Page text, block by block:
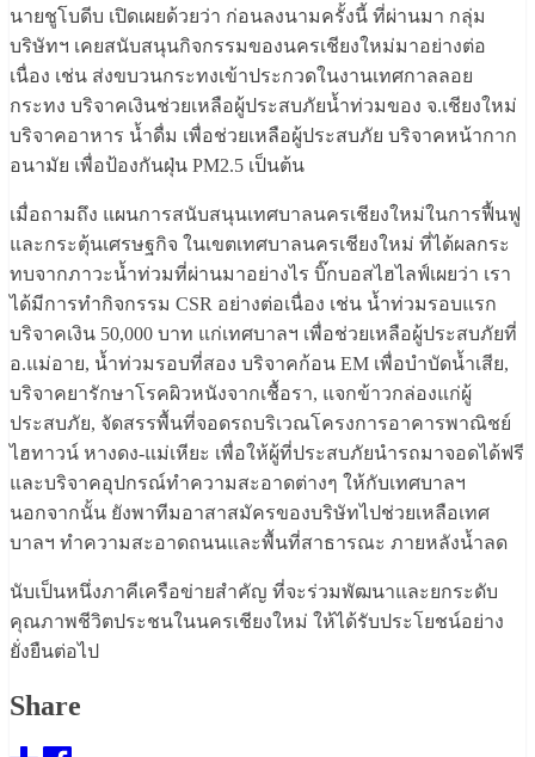
นายชูโบดีบ เปิดเผยด้วยว่า ก่อนลงนามครั้งนี้ ที่ผ่านมา กลุ่ม
บริษัทฯ เคยสนับสนุนกิจกรรมของนครเชียงใหม่มาอย่างต่อ
เนื่อง เช่น ส่งขบวนกระทงเข้าประกวดในงานเทศกาลลอย
กระทง บริจาคเงินช่วยเหลือผู้ประสบภัยน้ำท่วมของ จ.เชียงใหม่
บริจาคอาหาร น้ำดื่ม เพื่อช่วยเหลือผู้ประสบภัย บริจาคหน้ากาก
อนามัย เพื่อป้องกันฝุ่น PM2.5 เป็นต้น
เมื่อถามถึง แผนการสนับสนุนเทศบาลนครเชียงใหม่ในการฟื้นฟู
และกระตุ้นเศรษฐกิจ ในเขตเทศบาลนครเชียงใหม่ ที่ได้ผลกระ
ทบจากภาวะน้ำท่วมที่ผ่านมาอย่างไร บิ๊กบอสไฮไลฟ์เผยว่า เรา
ได้มีการทำกิจกรรม CSR อย่างต่อเนื่อง เช่น น้ำท่วมรอบแรก
บริจาคเงิน 50,000 บาท แก่เทศบาลฯ เพื่อช่วยเหลือผู้ประสบภัยที่
อ.แม่อาย, น้ำท่วมรอบที่สอง บริจาคก้อน EM เพื่อบำบัดน้ำเสีย,
บริจาคยารักษาโรคผิวหนังจากเชื้อรา, แจกข้าวกล่องแก่ผู้
ประสบภัย, จัดสรรพื้นที่จอดรถบริเวณโครงการอาคารพาณิชย์
ไฮทาวน์ หางดง-แม่เหียะ เพื่อให้ผู้ที่ประสบภัยนำรถมาจอดได้ฟรี
และบริจาคอุปกรณ์ทำความสะอาดต่างๆ ให้กับเทศบาลฯ
นอกจากนั้น ยังพาทีมอาสาสมัครของบริษัทไปช่วยเหลือเทศ
บาลฯ ทำความสะอาดถนนและพื้นที่สาธารณะ ภายหลังน้ำลด
นับเป็นหนึ่งภาคีเครือข่ายสำคัญ ที่จะร่วมพัฒนาและยกระดับ
คุณภาพชีวิตประชนในนครเชียงใหม่ ให้ได้รับประโยชน์อย่าง
ยั่งยืนต่อไป
Share